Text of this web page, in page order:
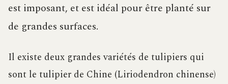
est imposant, et est idéal pour être planté sur
de grandes surfaces.
Il existe deux grandes variétés de tulipiers qui
sont le tulipier de Chine (Liriodendron chinense)